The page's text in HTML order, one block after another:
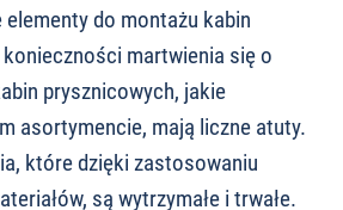
do montażu kabin
martwienia się o
prysznicowych, jakie
asortymencie, mają liczne atuty.
które dzięki zastosowaniu
są wytrzymałe i trwałe.